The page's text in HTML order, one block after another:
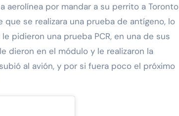
aerolínea por mandar a su perrito a Toronto
que se realizara una prueba de antígeno, lo
pidieron una prueba PCR, en una de sus
dieron en el módulo y le realizaron la
al avión, y por si fuera poco el próximo